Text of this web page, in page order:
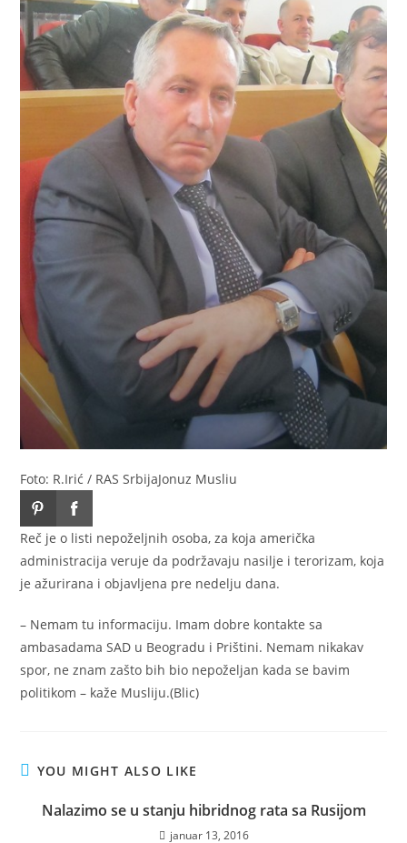
Foto: R.Irić / RAS SrbijaJonuz Musliu
Reč je o listi nepoželjnih osoba, za koja američka
administracija veruje da podržavaju nasilje i terorizam, koja
je ažurirana i objavljena pre nedelju dana.
– Nemam tu informaciju. Imam dobre kontakte sa
ambasadama SAD u Beogradu i Prištini. Nemam nikakav
spor, ne znam zašto bih bio nepoželjan kada se bavim
politikom – kaže Musliju.(Blic)
YOU MIGHT ALSO LIKE
Nalazimo se u stanju hibridnog rata sa Rusijom
januar 13, 2016